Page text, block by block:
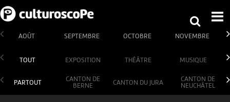
AOÛT SEPTEMBRE OCTOBRE NOVEMBRE
TOUT EXPOSITION THÉÂTRE MUSIQUE
PARTOUT
CANTON DE
BERNE
CANTON DU JURA
CANTON DE
NEUCHÂTEL